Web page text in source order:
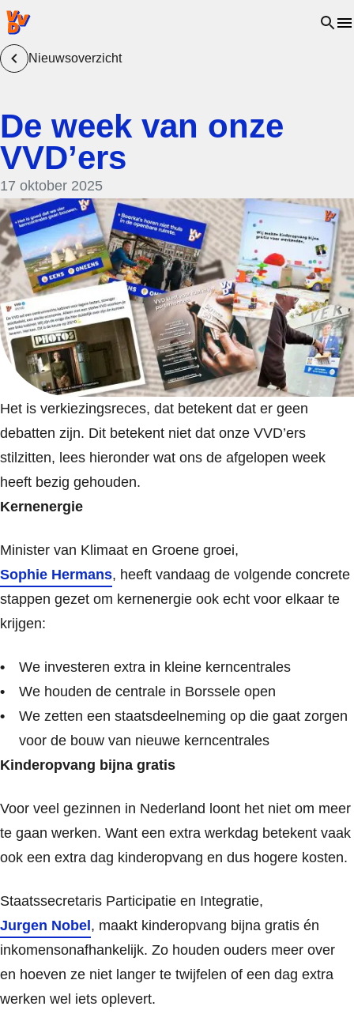
VVD.nl - Ga naar de homepage Open
Nieuwsoverzicht
De week van onze
VVD’ers
17 oktober 2025
Het is verkiezingsreces, dat betekent dat er geen
debatten zijn. Dit betekent niet dat onze VVD’ers
stilzitten, lees hieronder wat ons de afgelopen week
heeft bezig gehouden.
Kernenergie
Minister van Klimaat en Groene groei,
Sophie Hermans, heeft vandaag de volgende concrete
stappen gezet om kernenergie ook echt voor elkaar te
krijgen:
We investeren extra in kleine kerncentrales
We houden de centrale in Borssele open
We zetten een staatsdeelneming op die gaat zorgen
voor de bouw van nieuwe kerncentrales
Kinderopvang bijna gratis
Voor veel gezinnen in Nederland loont het niet om meer
te gaan werken. Want een extra werkdag betekent vaak
ook een extra dag kinderopvang en dus hogere kosten.
Staatssecretaris Participatie en Integratie,
Jurgen Nobel, maakt kinderopvang bijna gratis én
inkomensonafhankelijk. Zo houden ouders meer over
en hoeven ze niet langer te twijfelen of een dag extra
werken wel iets oplevert.